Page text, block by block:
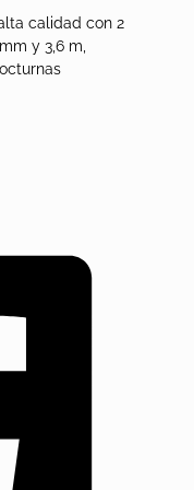
calidad con 2
y 3,6 m,